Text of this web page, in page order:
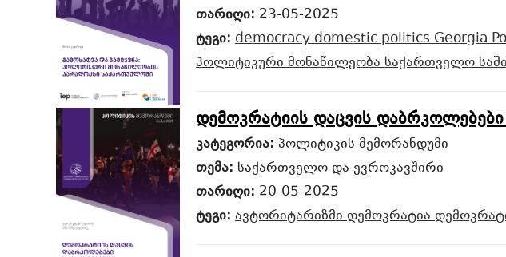
თარიღი: 23-05-2025
ტეგი: democracydomestic politicsGeorgia
პოლიტიკური მონაწილეობასაქართველო
დემოკრატიის დაცვის
კატეგორია: პოლიტიკის მემორანდუმი
თემა: საქართველო და ევროკავშირი
თარიღი: 20-05-2025
ტეგი: ავტორიტარიზმიდემოკრატია